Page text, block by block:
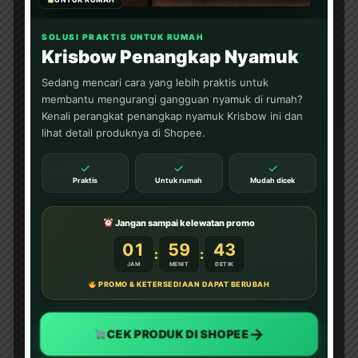
SOLUSI PRAKTIS UNTUK RUMAH
Krisbow Penangkap Nyamuk
Sedang mencari cara yang lebih praktis untuk
membantu mengurangi gangguan nyamuk di rumah?
Kenali perangkat penangkap nyamuk Krisbow ini dan
lihat detail produknya di Shopee.
✓
Praktis
✓
Untuk rumah
✓
Mudah dicek
Jangan sampai kelewatan promo
01
JAM
: 59
MENIT
: 41
DETIK
PROMO & KETERSEDIAAN DAPAT BERUBAH
CEK PRODUK DI SHOPEE→